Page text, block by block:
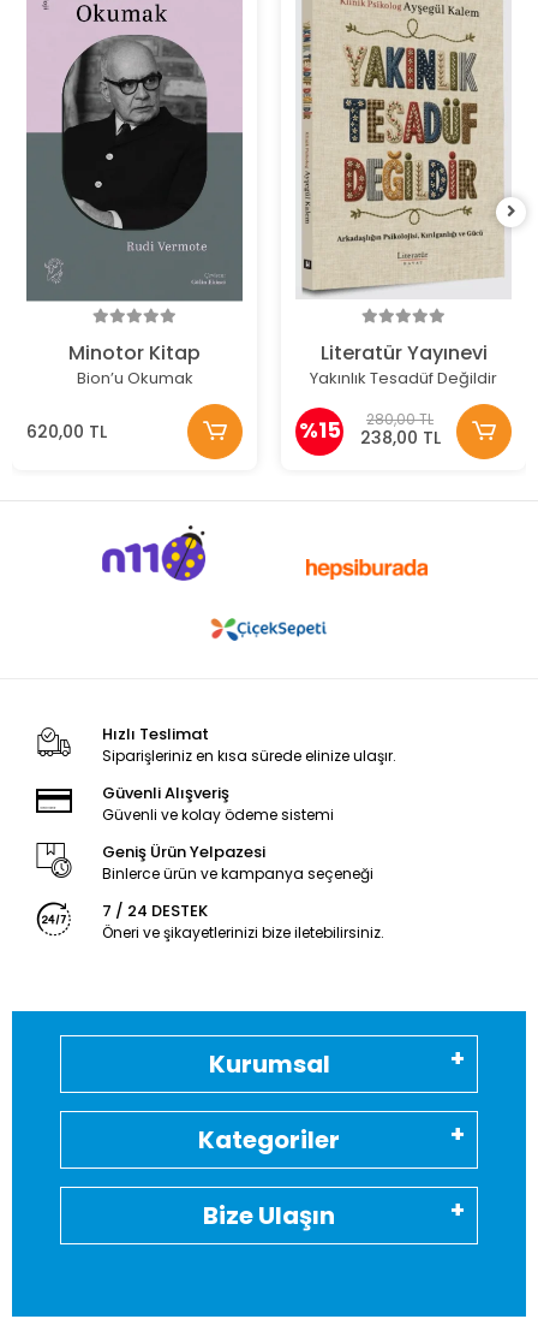
Minotor Kitap
Bion’u Okumak
620,00 TL
Literatür Yayınevi
Yakınlık Tesadüf Değildir
%15 280,00 TL
238,00 TL
Hızlı Teslimat
Siparişleriniz en kısa sürede elinize ulaşır.
Güvenli Alışveriş
Güvenli ve kolay ödeme sistemi
Geniş Ürün Yelpazesi
Binlerce ürün ve kampanya seçeneği
7 / 24 DESTEK
Öneri ve şikayetlerinizi bize iletebilirsiniz.
Kurumsal
Kategoriler
Bize Ulaşın